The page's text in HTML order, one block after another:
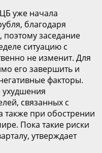
уже начала
благодаря
заседание
ситуацию с
не изменит. Для
его завершить и
факторы.
ухудшения
связанных с
также при обострении
Пока такие риски
утверждает